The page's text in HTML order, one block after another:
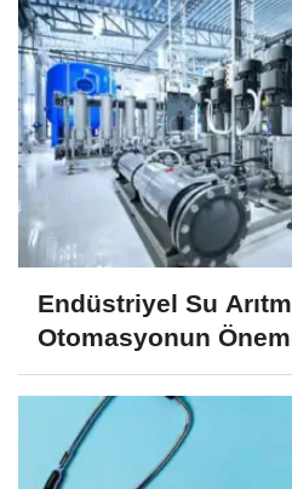
Endüstriyel Su
Otomasyonun